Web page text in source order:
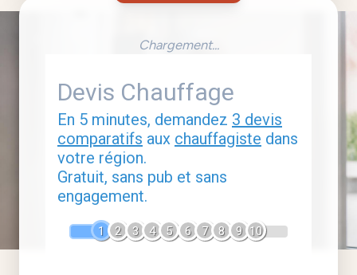
Chargement...
Devis Chauffage
En 5 minutes, demandez 3 devis
comparatifs aux chauffagiste dans
votre région.
Gratuit, sans pub et sans
engagement.
1 2 3 4 5 6 7 8 9 10